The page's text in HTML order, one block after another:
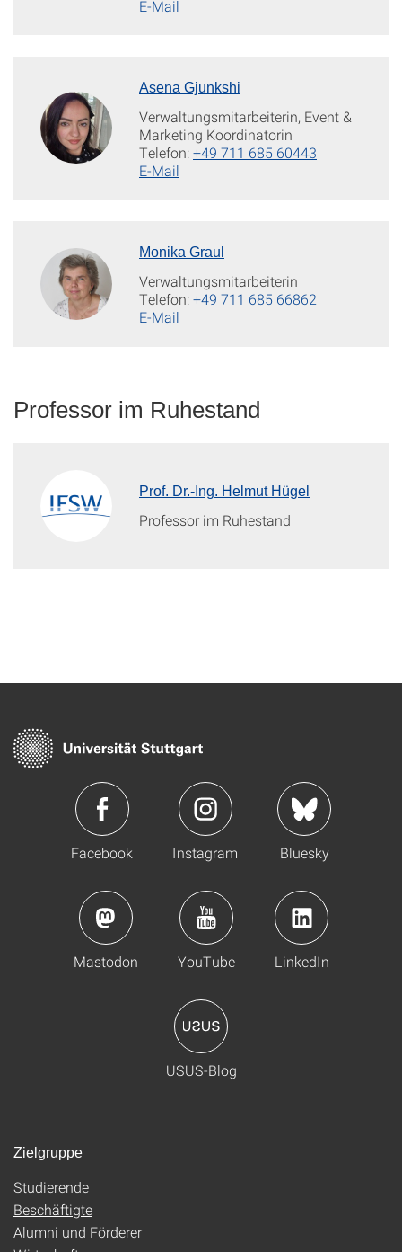
E-Mail
Asena Gjunkshi
Verwaltungsmitarbeiterin, Event &
Marketing Koordinatorin
Telefon:+49 711 685 60443
E-Mail
Monika Graul
Verwaltungsmitarbeiterin
Telefon:+49 711 685 66862
E-Mail
Professor im Ruhestand
Prof. Dr.-Ing. Helmut Hügel
Professor im Ruhestand
Facebook Instagram Bluesky
Mastodon YouTube LinkedIn
USUS-Blog
Zielgruppe
Studierende
Beschäftigte
Alumni und Förderer